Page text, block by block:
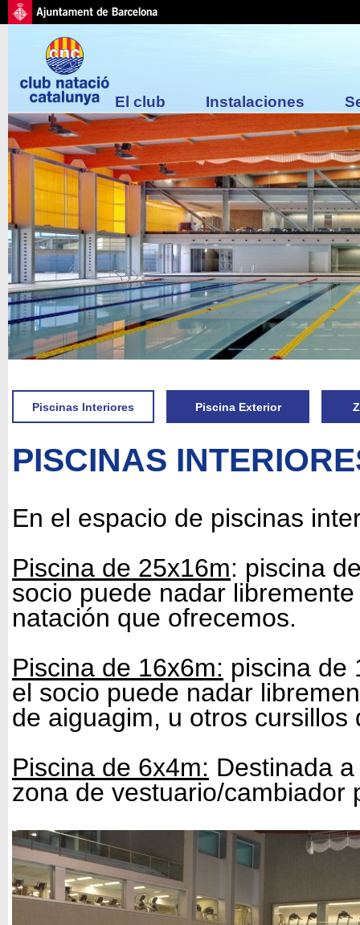
El club Instalaciones
Piscinas Interiores Piscina Exterior
PISCINAS
En el espacio de piscinas
Piscina de 25x16m: piscina
socio puede nadar
natación que ofrecemos.
Piscina de 16x6m: piscina de
el socio puede nadar
de aiguagim, u otros cursillos
Piscina de 6x4m: Destinada
zona de vestuario/cambiador